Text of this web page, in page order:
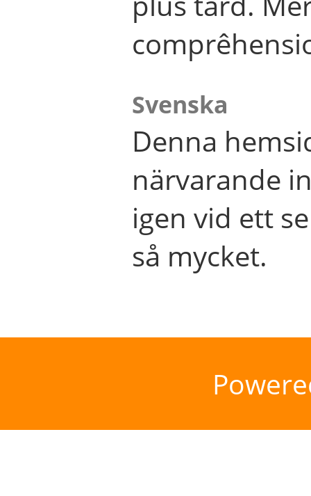
Svenska
Denna
närvarande
igen vid ett
så mycket.